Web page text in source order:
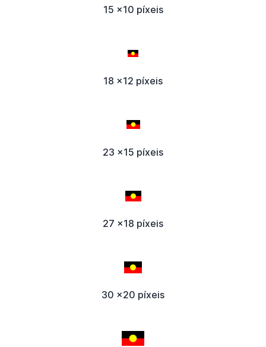
15 x10 píxeis
18 x12 píxeis
23 x15 píxeis
27 x18 píxeis
30 x20 píxeis